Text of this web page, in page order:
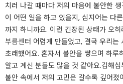
치러 나갈 때마다 저의 마음에 불안한
이 어떤 일을 하고 있을지, 심지어는 다
까지 하니까요. 이런 긴장된 상태가 오
부름센터 어렵게 만들었고, 결국 우리는
초래했어요. 혼자서 불안을 쌓으며 하루
알고 계신 분들도 많을 것 같아요.​김해
불안 속에서 저의 고민은 갈수록 깊어